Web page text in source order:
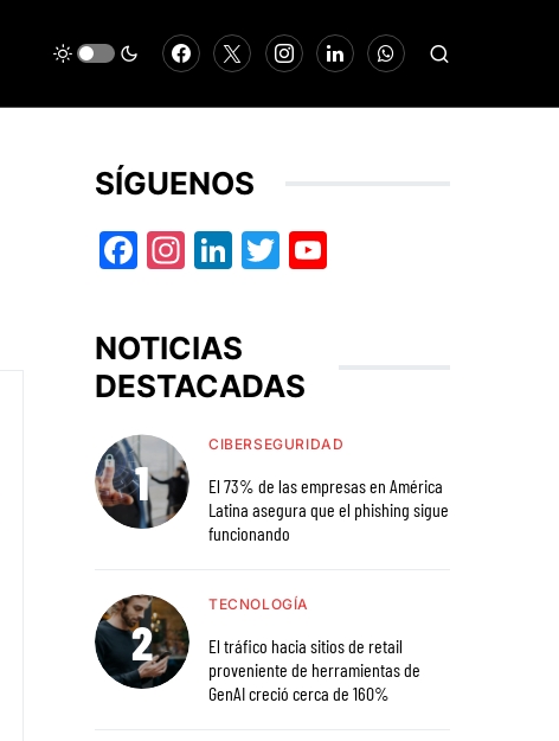
SÍGUENOS
Facebook
Instagram
LinkedIn
Twitter
NOTICIAS
DESTACADAS
CIBERSEGURIDAD
El 73% de las empresas en América
Latina asegura que el phishing sigue
funcionando
TECNOLOGÍA
El tráfico hacia sitios de retail
proveniente de herramientas de
GenAI creció cerca de 160%